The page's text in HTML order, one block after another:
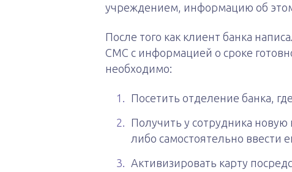
учреждением, информацию об
После того как клиент банка
СМС с информацией о сроке
необходимо:
Посетить отделение банка,
Получить у сотрудника
либо самостоятельно ввести
Активизировать карту